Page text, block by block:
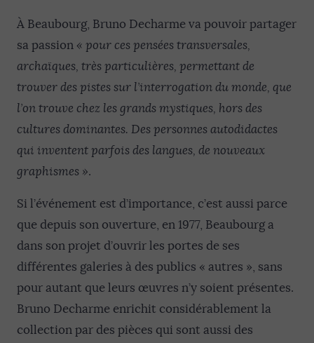
À Beaubourg, Bruno Decharme va pouvoir partager
sa passion« pour ces pensées transversales,
archaïques, très particulières, permettant de
trouver des pistes sur l’interrogation du monde, que
l’on trouve chez les grands mystiques, hors des
cultures dominantes. Des personnes autodidactes
qui inventent parfois des langues, de nouveaux
graphismes ».
Si l’événement est d’importance, c’est aussi parce
que depuis son ouverture, en 1977, Beaubourg a
dans son projet d’ouvrir les portes de ses
différentes galeries à des publics « autres », sans
pour autant que leurs œuvres n’y soient présentes.
Bruno Decharme enrichit considérablement la
collection par des pièces qui sont aussi des